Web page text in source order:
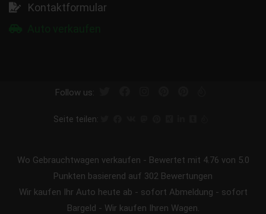
Kontaktformular
Follow us:
Seite teilen:
Wo Gebrauchtwagen verkaufen - Bewertet mit 4.76 von 5.0
Punkten basierend auf 302 Bewertungen
Wir kaufen Ihr Auto heute ab - sofort Abmeldung - sofort
Bargeld - Wir kaufen Ihren Wagen.